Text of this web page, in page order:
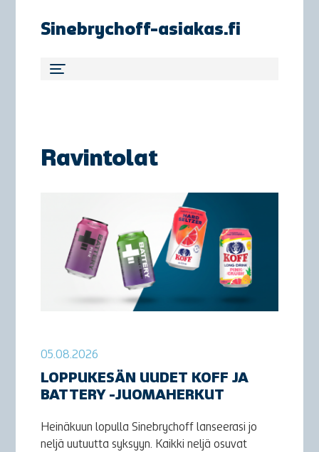
Sinebrychoff-asiakas.fi
Ravintolat
05.08.2026
LOPPUKESÄN UUDET KOFF JA
BATTERY -JUOMAHERKUT
Heinäkuun lopulla Sinebrychoff lanseerasi jo
neljä uutuutta syksyyn. Kaikki neljä osuvat